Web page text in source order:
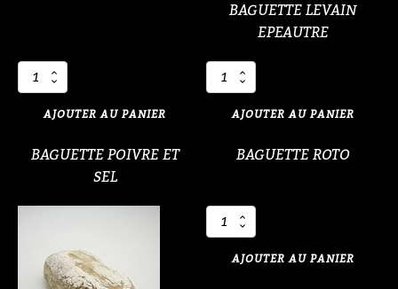
BAGUETTE LEVAIN
EPEAUTRE
quantité
de
BAGUETTE
SEL
AJOUTER AU PANIER
BAGUETTE POIVRE ET
SEL
quantité
de
BAGUETTE
AJOUTER AU PANIER
BAGUETTE ROTO
quantité
de
BRIOCHEAJOUTER AU PANIER